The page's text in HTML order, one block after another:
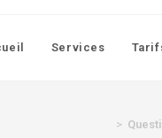
Services
>